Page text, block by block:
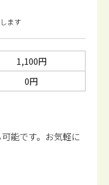
ます
1,100円
0円
能です。 お気軽に